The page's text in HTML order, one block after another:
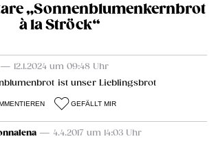
„Sonnenblumenkernbrot
à la Ströck“
— 12.1.2024 um 09:48 Uhr
ist unser Lieblingsbrot
GEFÄLLT MIR
— 4.4.2017 um 14:03 Uhr